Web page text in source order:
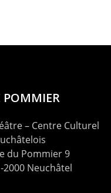
POMMIER
– Centre Culturel
du Pommier 9
2000 Neuchâtel